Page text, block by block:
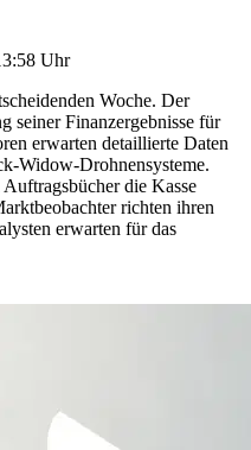
Uhr
Woche. Der
seiner Finanzergebnisse für
erwarten detaillierte Daten
Widow-Drohnensysteme.
die Kasse
richten ihren
erwarten für das